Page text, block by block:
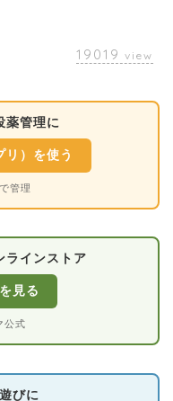
19019 view
薬管理に
リ）を使う
管理
ラインストア
見る
公式
びに